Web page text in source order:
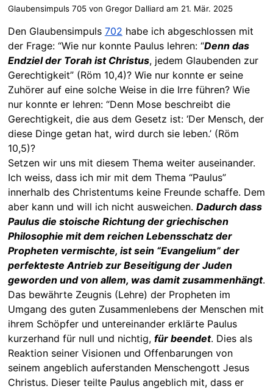
Glaubensimpuls 705 von Gregor Dalliard am 21. Mär. 2025
Den Glaubensimpuls 702 habe ich abgeschlossen mit
der Frage: “Wie nur konnte Paulus lehren: “Denn das
Endziel der Torah ist Christus, jedem Glaubenden zur
Gerechtigkeit” (Röm 10,4)? Wie nur konnte er seine
Zuhörer auf eine solche Weise in die Irre führen? Wie
nur konnte er lehren: “Denn Mose beschreibt die
Gerechtigkeit, die aus dem Gesetz ist: ‘Der Mensch, der
diese Dinge getan hat, wird durch sie leben.’ (Röm
10,5)?
Setzen wir uns mit diesem Thema weiter auseinander.
Ich weiss, dass ich mir mit dem Thema “Paulus”
innerhalb des Christentums keine Freunde schaffe. Dem
aber kann und will ich nicht ausweichen. Dadurch dass
Paulus die stoische Richtung der griechischen
Philosophie mit dem reichen Lebensschatz der
Propheten vermischte, ist sein “Evangelium” der
perfekteste Antrieb zur Beseitigung der Juden
geworden und von allem, was damit zusammenhängt.
Das bewährte Zeugnis (Lehre) der Propheten im
Umgang des guten Zusammenlebens der Menschen mit
ihrem Schöpfer und untereinander erklärte Paulus
kurzerhand für null und nichtig, für beendet. Dies als
Reaktion seiner Visionen und Offenbarungen von
seinem angeblich auferstanden Menschengott Jesus
Christus. Dieser teilte Paulus angeblich mit, dass er